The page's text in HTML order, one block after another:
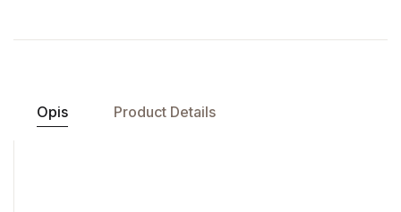
Opis Product Details